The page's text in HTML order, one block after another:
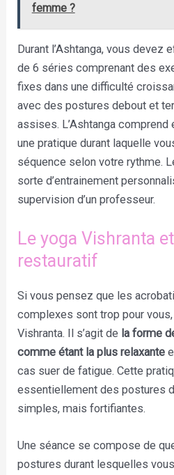
femme ?
Durant l’Ashtanga, vous devez
de 6 séries comprenant des
fixes dans une difficulté
avec des postures debout et
assises. L’Ashtanga
une pratique durant laquelle
séquence selon votre rythme.
sorte d’entrainement
supervision d’un professeur.
Le yoga Vishranta
restauratif
Si vous pensez que les
complexes sont trop pour
Vishranta. Il s’agit de la forme
comme étant la plus relaxante
cas suer de fatigue. Cette
essentiellement des postures
simples, mais fortifiantes.
Une séance se compose de
postures durant lesquelles